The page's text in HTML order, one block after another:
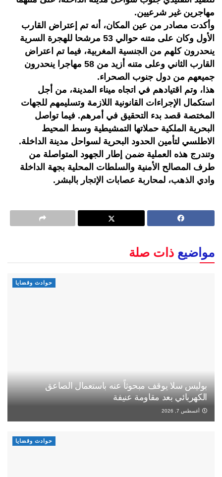
مهاجرين غير شرعيين.
وأكدت مصادر من عين المكان، أنه تم إعتراض القارب
الأول وكان على متنه حوالي 53 مرشحا للهجرة السرية
ينحدرون كلهم من الجنسية المغربية، فيما تم اعتراض
القارب الثاني وعلى متنه أزيد من 58 مهاجرا ينحدرون
جميعهم من دول جنوب الصحراء.
هذا، وتم اقتيادهم في اتجاه ميناء المدينة، من أجل
استكمال الإجراءات القانونية اللازمة وتسليمهم للجهات
المختصة قصد بدء التحقيق في أمرهم. فيما تواصل
البحرية الملكية حملاتها التمشيطية وسط المحيط
الاطلسي لتأمين الحدود البحرية لسواحل مدينة الداخلة.
وتندرج هذه العملية ضمن إطار الجهود المتواصلة من
طرف المصالح الأمنية والسلطات المحلية بجهة الداخلة
وادي الذهب، لمحاربة عصابات الإتجار بالبشر.
مواضيع ذات صلة
حوادث وقضايا
بوليس سلا يوقف مبحوثاً عنه باستعمال الصاعق
الكهربائي بعد مقاومة عنيفة
أغسطس 7, 2026
حوادث وقضايا